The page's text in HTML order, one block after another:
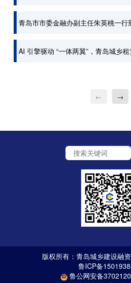
← →
版权所有：青岛城乡建设融
鲁ICP备
鲁公网安备